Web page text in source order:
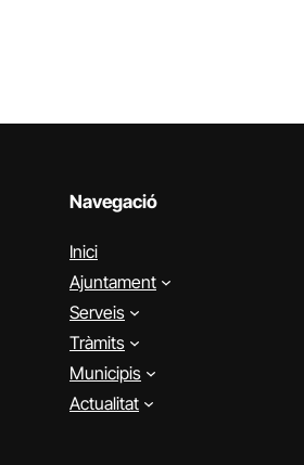
Navegació
Inici
Ajuntament
Serveis
Tràmits
Municipis
Actualitat